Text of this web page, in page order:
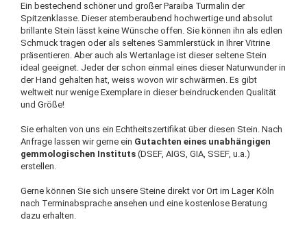
Ein bestechend schöner und großer Paraiba Turmalin der
Spitzenklasse. Dieser atemberaubend hochwertige und absolut
brillante Stein lässt keine Wünsche offen. Sie können ihn als edlen
Schmuck tragen oder als seltenes Sammlerstück in Ihrer Vitrine
präsentieren. Aber auch als Wertanlage ist dieser seltene Stein
ideal geeignet. Jeder der schon einmal eines dieser Naturwunder in
der Hand gehalten hat, weiss wovon wir schwärmen. Es gibt
weltweit nur wenige Exemplare in dieser beindruckenden Qualität
und Größe!
Sie erhalten von uns ein Echtheitszertifikat über diesen Stein. Nach
Anfrage lassen wir gerne ein Gutachten eines unabhängigen
gemmologischen Instituts (DSEF, AIGS, GIA, SSEF, u.a.)
erstellen.
Gerne können Sie sich unsere Steine direkt vor Ort im Lager Köln
nach Terminabsprache ansehen und eine kostenlose Beratung
dazu erhalten.